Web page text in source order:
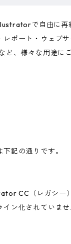
で自由に再
レポート・ウェブ
ど、様々な用途に
記の通りです。
CC（レガシー
ン化されていませ